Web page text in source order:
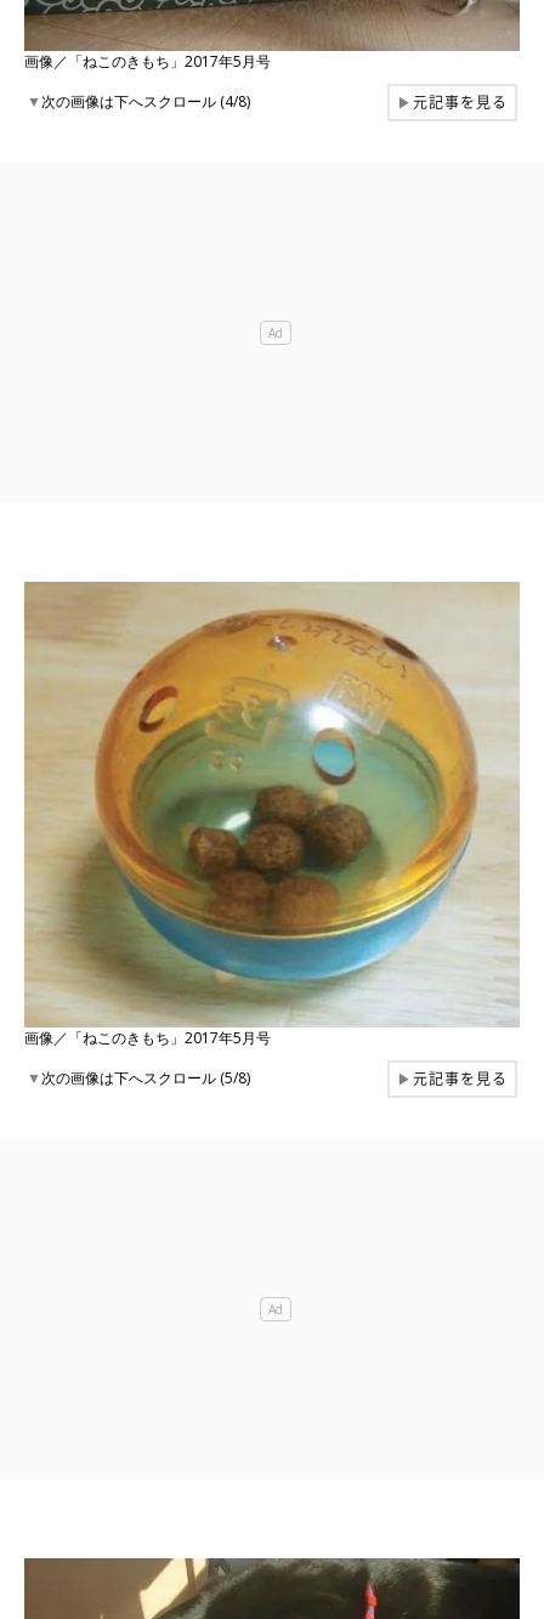
画像／「ねこのきもち」2017年5月号
▼次の画像は下へスクロール (4/8) ▶元記事を見る
画像／「ねこのきもち」2017年5月号
▼次の画像は下へスクロール (5/8) ▶元記事を見る